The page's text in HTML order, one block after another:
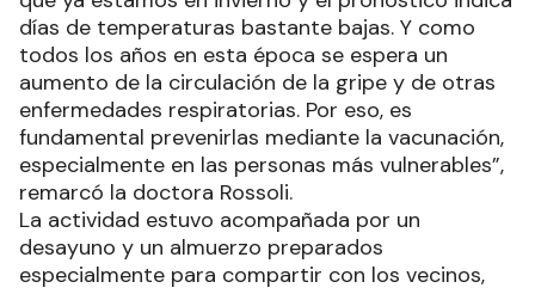
días de temperaturas bastante bajas. Y como
todos los años en esta época se espera un
aumento de la circulación de la gripe y de otras
enfermedades respiratorias. Por eso, es
fundamental prevenirlas mediante la vacunación,
especialmente en las personas más vulnerables”,
remarcó la doctora Rossoli.
La actividad estuvo acompañada por un
desayuno y un almuerzo preparados
especialmente para compartir con los vecinos,